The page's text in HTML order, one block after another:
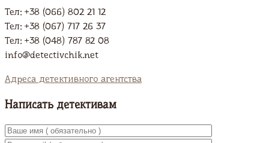
Тел: +38 (066) 802 21 12
Тел: +38 (067) 717 26 37
Тел: +38 (048) 787 82 08
info@detectivchik.net
Адреса детективного агентства
Написать детективам